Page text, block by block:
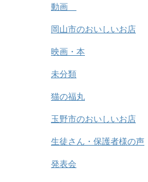
動画
岡山市のおいしいお店
映画・本
未分類
猫の福丸
玉野市のおいしいお店
生徒さん・保護者様の声
発表会